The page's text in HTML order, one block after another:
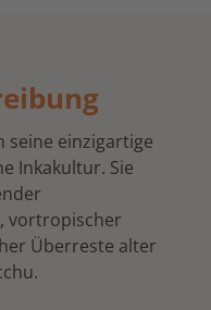
seine einzigartige
Inkakultur. Sie
vortropischer
Überreste alter